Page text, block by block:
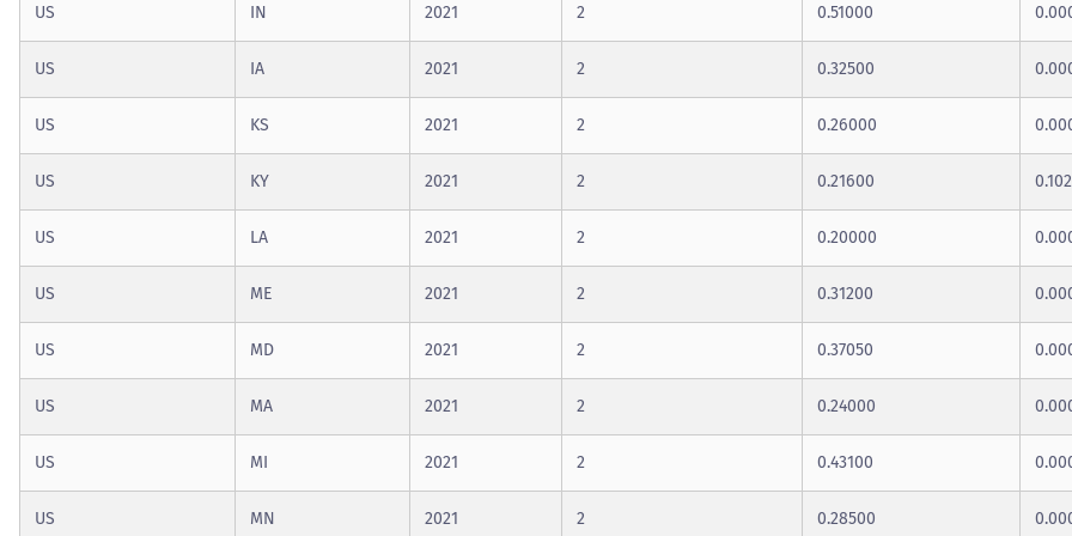
US IN 2021 2 0.51000
US IA 2021 2 0.32500
US KS 2021 2 0.26000
US KY 2021 2 0.21600
US LA 2021 2 0.20000
US ME 2021 2 0.31200
US MD 2021 2 0.37050
US MA 2021 2 0.24000
US MI 2021 2 0.43100
US MN 2021 2 0.28500